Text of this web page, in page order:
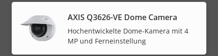
AXIS Q3626-VE Dome Camera
Hochentwickelte Dome-Kamera mit 4
MP und Ferneinstellung